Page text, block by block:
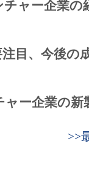
チャー企業の
注目、今後の
ャー企業の新
>>